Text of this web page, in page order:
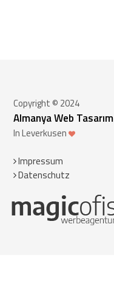
Copyright © 2024
Almanya Web Tasarım
In Leverkusen
Impressum
Datenschutz